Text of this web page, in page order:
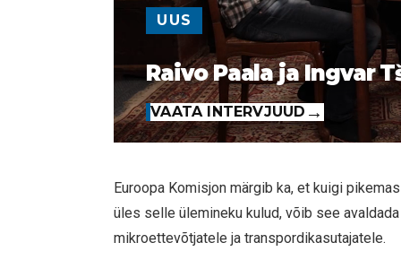
UUS
Raivo Paala ja Ingvar
VAATA INTERVJUUD
Euroopa Komisjon märgib ka, et kuigi
üles selle ülemineku kulud, võib see
mikroettevõtjatele ja transpordikasutajatele.